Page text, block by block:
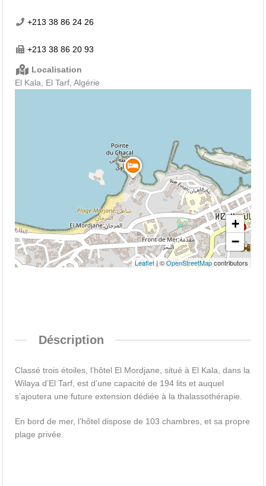
+213 38 86 24 26
+213 38 86 20 93
Localisation
El Kala, El Tarf, Algérie
+
−
Leaflet| ©OpenStreetMapcontributors
Déscription
Classé trois étoiles, l’hôtel El Mordjane, situé à El Kala, dans la
Wilaya d’El Tarf, est d’une capacité de 194 lits et auquel
s’ajoutera une future extension dédiée à la thalassothérapie.
En bord de mer, l’hôtel dispose de 103 chambres, et sa propre
plage privée.